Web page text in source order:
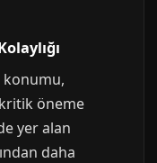
konumu,
kritik öneme
yer alan
daha